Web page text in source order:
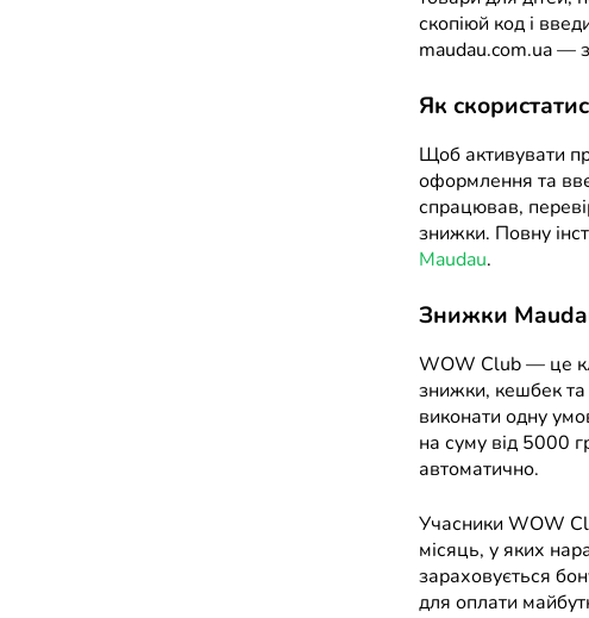
скопіюй код і
maudau.com.ua —
Як
Щоб активувати
оформлення та
спрацював,
знижки. Повну
Maudau.
Знижки
WOW Club — це
знижки, кешбек та
виконати одну
на суму від 5000
автоматично.
Учасники WOW
місяць, у яких
зараховується
для оплати